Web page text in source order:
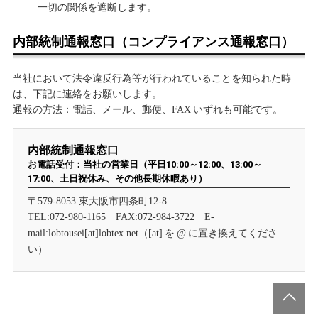
一切の関係を遮断します。
内部統制通報窓口（コンプライアンス通報窓口）
当社において法令違反行為等が行われていることを知られた時
は、下記に連絡をお願いします。
通報の方法：電話、メール、郵便、 FAX いずれも可能です。
内部統制通報窓口
お電話受付：当社の営業日（平日10:00～12:00、13:00～
17:00、土日祝休み、その他長期休暇あり）
〒579-8053 東大阪市四条町12-8
TEL:072-980-1165 FAX:072-984-3722 E-
mail:lobtousei[at]lobtex.net（ [at] を @に置き換えてくださ
い）